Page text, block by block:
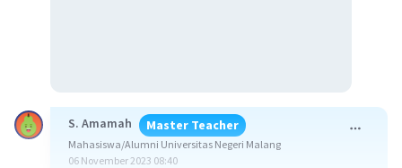
S. Amamah Master Teacher
Mahasiswa/Alumni Universitas Negeri Malang
06 November 2023 08:40